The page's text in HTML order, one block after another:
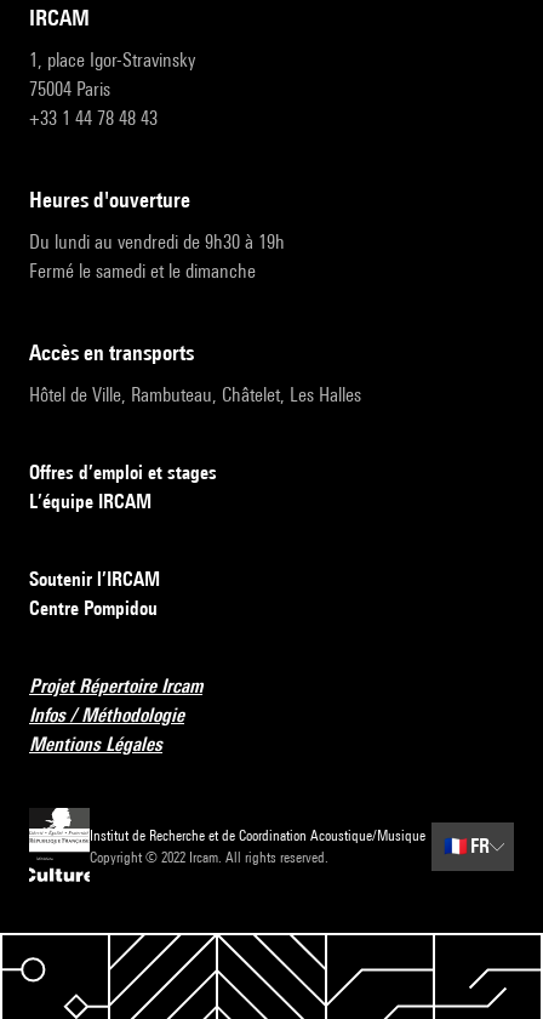
IRCAM
1, place Igor-Stravinsky
75004 Paris
+33 1 44 78 48 43
heures d'ouverture
Du lundi au vendredi de 9h30 à 19h
Fermé le samedi et le dimanche
accès en transports
Hôtel de Ville, Rambuteau, Châtelet, Les Halles
Offres d’emploi et stages
L’équipe IRCAM
Soutenir l’IRCAM
Centre Pompidou
Projet Répertoire Ircam
Infos / Méthodologie
Mentions Légales
Institut de Recherche et de Coordination Acoustique/Musique
Copyright © 2022 Ircam. All rights reserved.
🇫🇷 FR